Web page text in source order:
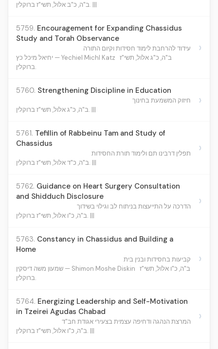
ב"ה, כ"ב אלול, תשי"ז ברוקלין. |||
5759. Encouragement for Expanding Chassidus
Study and Torah Observance
עידוד להרחבת לימוד חסידות וקיום התורה
יחיאל מיכל כץ — Yechiel Michl Katz ב"ה, כ"ג אלול, תשי"ז
ברוקלין.
›
5760. Strengthening Discipline in Education
חיזוק המשמעת בחינוך
ב"ה, כ"ג אלול, תשי"ז ברוקלין. |||
›
5761. Tefillin of Rabbeinu Tam and Study of
Chassidus
תפלין דרבינו תם ולימוד תורת החסידות
ב"ה, כ"ד אלול, תשי"ז ברוקלין. |||
›
5762. Guidance on Heart Surgery Consultation
and Shidduch Disclosure
הדרכה על התייעצות בניתוח לב וגילוי בשידוך
ב"ה, כ"ו אלול, תשי"ז ברוקלין. |||
›
5763. Constancy in Chassidus and Building a
Home
קביעות בחסידות ובנין בית
שמעון משה דיסקין — Shimon Moshe Diskin ב"ה, כ"ו אלול, תשי"ז
ברוקלין.
›
5764. Energizing Leadership and Self-Motivation
in Tzeirei Agudas Chabad
המרצת הנהגה ודחיפה עצמית בצעירי אגודת חב"ד
ב"ה, כ"ו אלול, תשי"ז ברוקלין. |||
›